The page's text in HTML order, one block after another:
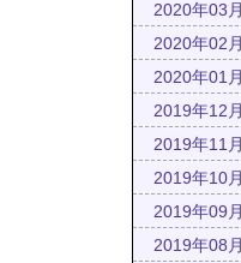
2020年03月
2020年02月
2020年01月
2019年12月
2019年11月
2019年10月
2019年09月
2019年08月